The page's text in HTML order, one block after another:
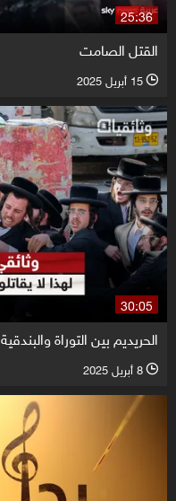
25:36
القتل الصامت
l 15 أبريل 2025
30:05
الحريديم بين التوراة والبندقية
l 8 أبريل 2025